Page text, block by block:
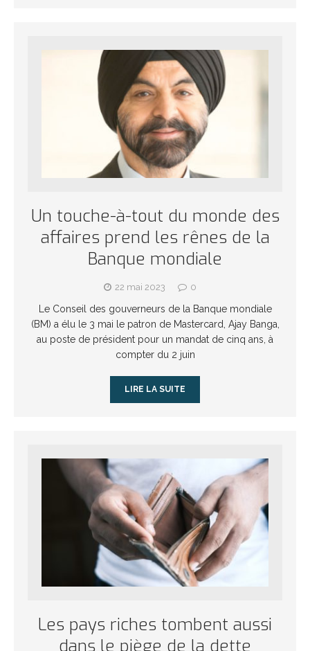
Un touche-à-tout du monde des
affaires prend les rênes de la
Banque mondiale
22 mai 2023 0
Le Conseil des gouverneurs de la Banque mondiale
(BM) a élu le 3 mai le patron de Mastercard, Ajay Banga,
au poste de président pour un mandat de cinq ans, à
compter du 2 juin
LIRE LA SUITE
Les pays riches tombent aussi
dans le piège de la dette